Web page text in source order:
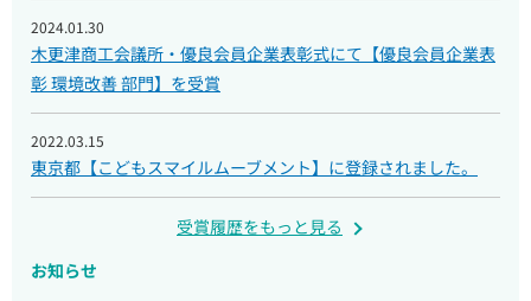
2024.01.30
木更津商工会議所・優良会員企業表彰式にて【優良会員企業表
彰 環境改善 部門】を受賞
2022.03.15
東京都【こどもスマイルムーブメント】に登録されました。
受賞履歴をもっと見る
お知らせ